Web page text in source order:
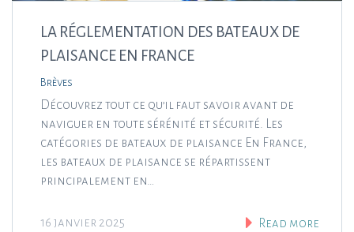
LA RÉGLEMENTATION DES BATEAUX DE
PLAISANCE EN FRANCE
Brèves
Découvrez tout ce qu’il faut savoir avant de
naviguer en toute sérénité et sécurité. Les
catégories de bateaux de plaisance En France,
les bateaux de plaisance se répartissent
principalement en…
16 janvier 2025 Read more